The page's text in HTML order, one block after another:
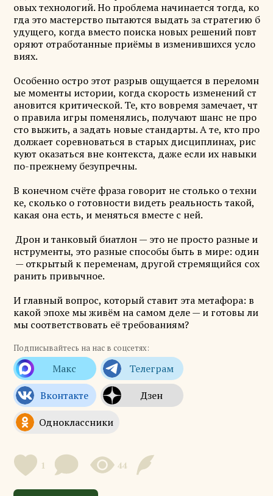
овых технологий. Но проблема начинается тогда, ко
гда это мастерство пытаются выдать за стратегию б
удущего, когда вместо поиска новых решений повт
оряют отработанные приёмы в изменившихся усло
виях.
Особенно остро этот разрыв ощущается в переломн
ые моменты истории, когда скорость изменений ст
ановится критической. Те, кто вовремя замечает, чт
о правила игры поменялись, получают шанс не про
сто выжить, а задать новые стандарты. А те, кто про
должает соревноваться в старых дисциплинах, рис
куют оказаться вне контекста, даже если их навыки
по-прежнему безупречны.
В конечном счёте фраза говорит не столько о техни
ке, сколько о готовности видеть реальность такой,
какая она есть, и меняться вместе с ней.
Дрон и танковый биатлон — это не просто разные и
нструменты, это разные способы быть в мире: один
— открытый к переменам, другой стремящийся сох
ранить привычное.
И главный вопрос, который ставит эта метафора: в
какой эпохе мы живём на самом деле — и готовы ли
мы соответствовать её требованиям?
Подписывайтесь на нас в соцсетях:
1 44